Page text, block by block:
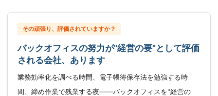
その頑張り、評価されていますか？
バックオフィスの努力が"経営の要"として評価
される会社、あります
業務効率化を調べる時間、電子帳簿保存法を勉強する時
間、締め作業で残業する夜——バックオフィスを"経営の